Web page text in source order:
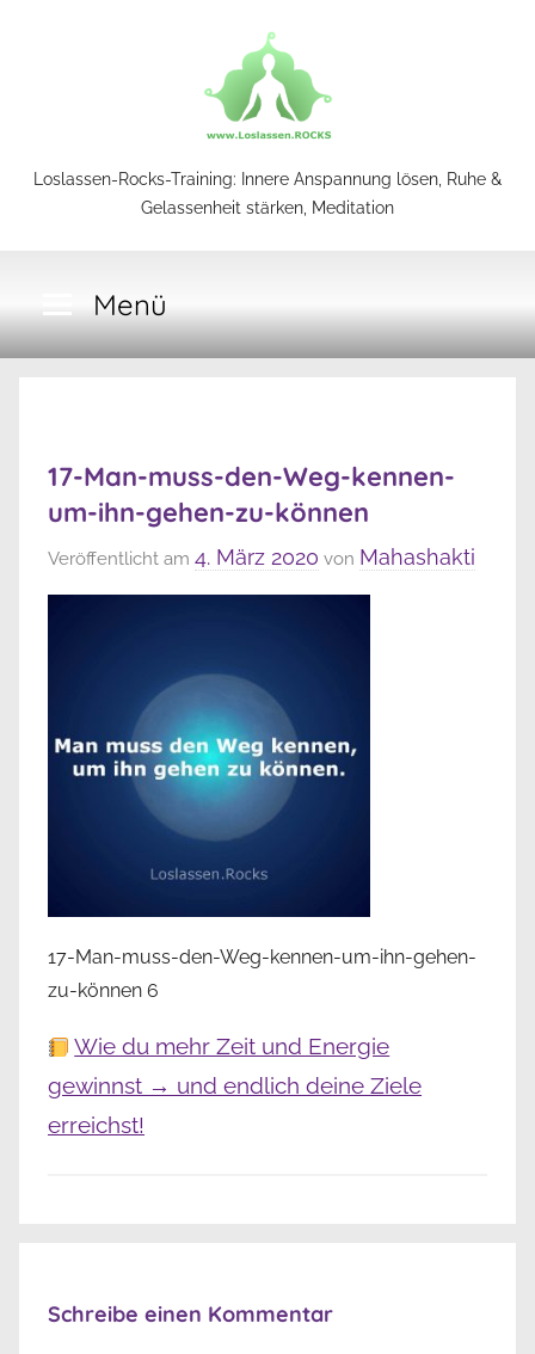
Loslassen-
Training
Loslassen-Rocks-Training: Innere Anspannung lösen, Ruhe &
Gelassenheit stärken, Meditation
Menü
17-Man-muss-den-Weg-kennen-
um-ihn-gehen-zu-können
Veröffentlicht am 4. März 2020 von Mahashakti
17-Man-muss-den-Weg-kennen-um-ihn-gehen-
zu-können 6
Wie du mehr Zeit und Energie
gewinnst → und endlich deine Ziele
erreichst!
Schreibe einen Kommentar